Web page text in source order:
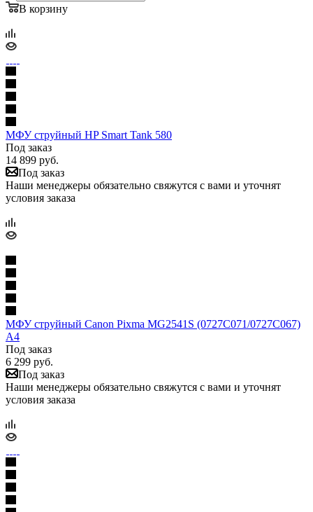
В корзину
МФУ струйный HP Smart Tank 580
Под заказ
14 899 руб.
Под заказ
Наши менеджеры обязательно свяжутся с вами и уточнят
условия заказа
МФУ струйный Canon Pixma MG2541S (0727C071/0727C067)
A4
Под заказ
6 299 руб.
Под заказ
Наши менеджеры обязательно свяжутся с вами и уточнят
условия заказа